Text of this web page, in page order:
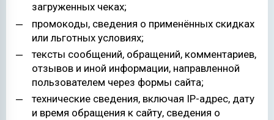
загруженных чеках;
промокоды, сведения о применённых скидках
или льготных условиях;
тексты сообщений, обращений, комментариев,
отзывов и иной информации, направленной
пользователем через формы сайта;
технические сведения, включая IP-адрес, дату
и время обращения к сайту, сведения о